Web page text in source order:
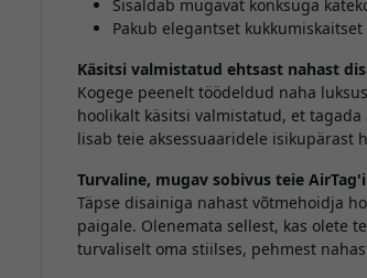
Sisaldab mugavat konksuga
Pakub elegantset kukkumiskaitset
Käsitsi valmistatud ehtsast nahast
Kogege peenelt töödeldud naha
hoolikalt käsitsi valmistatud, et
lisab teie aksessuaaridele isikupärast
Turvaline, mugav sobivus teie
Täpse disainiga nahast võtmehoidja
paigale. Olenemata sellest, kas olete
turvaliselt oma stiilses, pehmest